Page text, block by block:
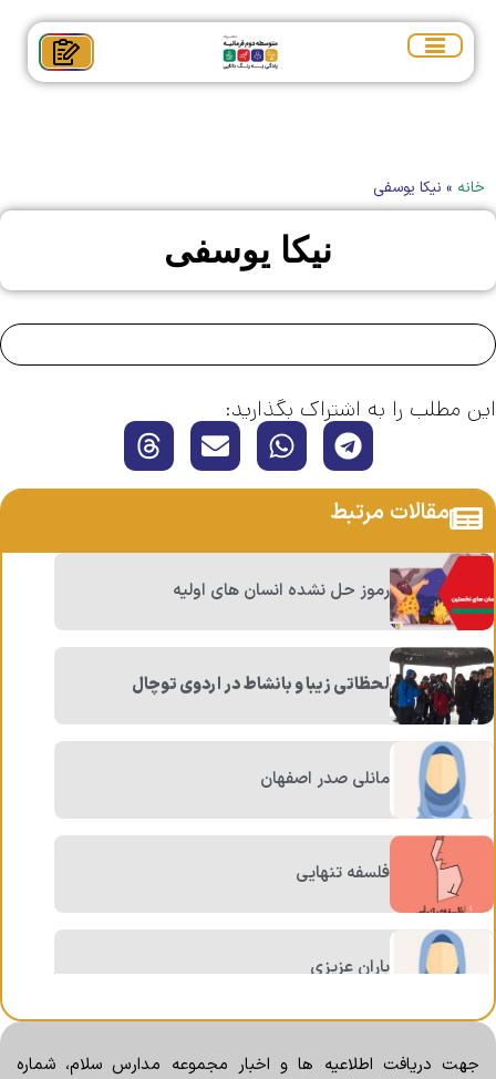
خانه » نیکا یوسفی
نیکا یوسفی
این مطلب را به اشتراک بگذارید:
مقالات مرتبط
رموز حل نشده انسان های اولیه
لحظاتی زیبا و بانشاط در اردوی توچال
مانلی صدر اصفهان
فلسفه تنهایی
باران عزیزی
برگزار شد.
جهت دریافت اطلاعیه ها و اخبار مجموعه مدارس سلام، شماره